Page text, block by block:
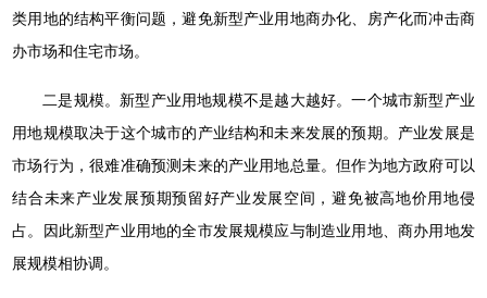
类用地的结构平衡问题，避免新型产业用地商办化、房产化而冲击商
办市场和住宅市场。
二是规模。新型产业用地规模不是越大越好。一个城市新型产业
用地规模取决于这个城市的产业结构和未来发展的预期。产业发展是
市场行为，很难准确预测未来的产业用地总量。但作为地方政府可以
结合未来产业发展预期预留好产业发展空间，避免被高地价用地侵
占。因此新型产业用地的全市发展规模应与制造业用地、商办用地发
展规模相协调。